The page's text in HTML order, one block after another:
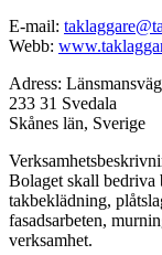
E-mail:
Webb:
Adress:
233 31 Svedala
Skånes län, Sverige
Bolaget skall bedriva
takbeklädning,
fasadsarbeten,
verksamhet.